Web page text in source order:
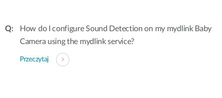
How do I configure Sound Detection on my mydlink Baby
Camera using the mydlink service?
Przeczytaj